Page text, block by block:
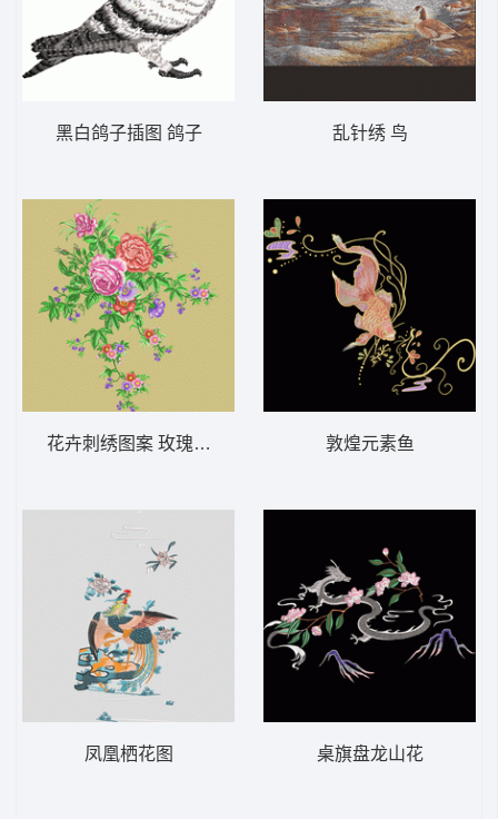
黑白鸽子插图 鸽子
花卉刺绣图案 玫瑰靓花
凤凰栖花图
乱针绣 鸟
敦煌元素鱼
桌旗盘龙山花